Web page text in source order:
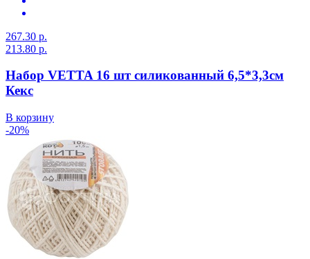
267.30 р.
213.80 р.
Набор VETTA 16 шт силикованный 6,5*3,3см
Кекс
В корзину
-20%